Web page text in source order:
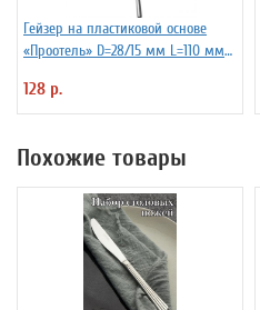
Гейзер на пластиковой основе
«Проотель» D=28/15 мм L=110 мм
128 р.
Похожие товары